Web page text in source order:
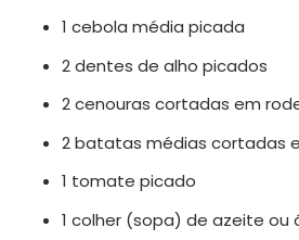
1 cebola média picada
2 dentes de alho picados
2 cenouras cortadas em
2 batatas médias cortadas
1 tomate picado
1 colher (sopa) de azeite ou